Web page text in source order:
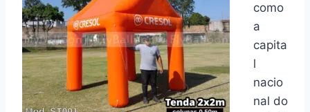
como
a
capita
l
nacio
nal do